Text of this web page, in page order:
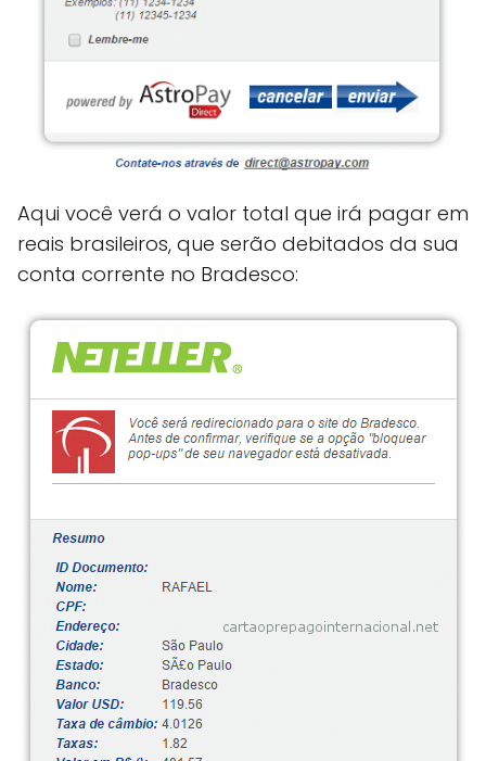
Aqui você verá o valor total que irá pagar em
reais brasileiros, que serão debitados da sua
conta corrente no Bradesco: